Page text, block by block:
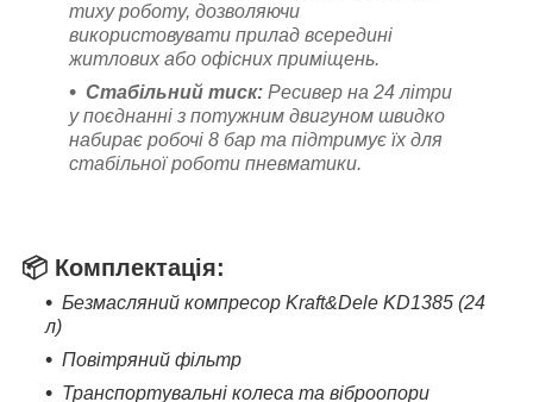
тиху роботу, дозволяючи
використовувати прилад всередині
житлових або офісних приміщень.
Стабільний тиск: Ресивер на 24 літри
у поєднанні з потужним двигуном швидко
набирає робочі 8 бар та підтримує їх для
стабільної роботи пневматики.
📦 Комплектація:
Безмасляний компресор Kraft&Dele KD1385 (24
л)
Повітряний фільтр
Транспортувальні колеса та віброопори